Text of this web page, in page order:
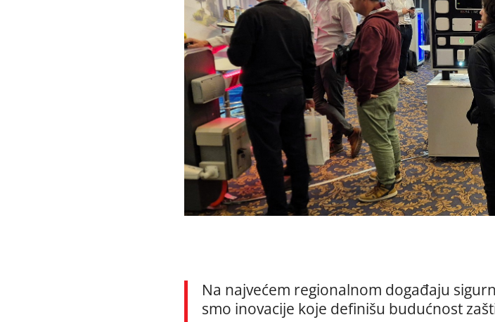
Na najvećem regionalnom događaju
smo inovacije koje definišu budućnost